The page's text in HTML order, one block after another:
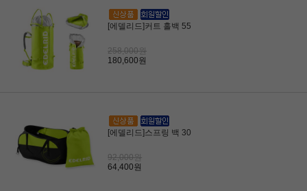
[에델리드]커트 홀백 55
258,000원
180,600원
[에델리드]스프링 백 30
92,000원
64,400원